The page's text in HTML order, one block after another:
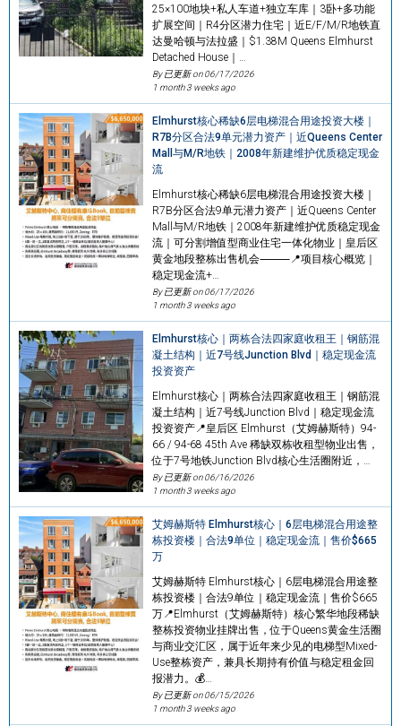
25×100地块+私人车道+独立车库｜3卧+多功能
扩展空间｜R4分区潜力住宅｜近E/F/M/R地铁直
达曼哈顿与法拉盛｜$1.38M Queens Elmhurst
Detached House｜…
By 已更新 on06/17/2026
1 month 3 weeks ago
Elmhurst核心稀缺6层电梯混合用途投资大楼｜
R7B分区合法9单元潜力资产｜近Queens Center
Mall与M/R地铁｜2008年新建维护优质稳定现金
流
Elmhurst核心稀缺6层电梯混合用途投资大楼｜
R7B分区合法9单元潜力资产｜近Queens Center
Mall与M/R地铁｜2008年新建维护优质稳定现金
流｜可分割增值型商业住宅一体化物业｜皇后区
黄金地段整栋出售机会⸻📍项目核心概览｜
稳定现金流+…
By 已更新 on06/17/2026
1 month 3 weeks ago
Elmhurst核心｜两栋合法四家庭收租王｜钢筋混
凝土结构｜近7号线Junction Blvd｜稳定现金流
投资资产
Elmhurst核心｜两栋合法四家庭收租王｜钢筋混
凝土结构｜近7号线Junction Blvd｜稳定现金流
投资资产📍皇后区 Elmhurst（艾姆赫斯特）94-
66 / 94-68 45th Ave 稀缺双栋收租型物业出售，
位于7号地铁Junction Blvd核心生活圈附近，…
By 已更新 on06/16/2026
1 month 3 weeks ago
艾姆赫斯特 Elmhurst核心｜6层电梯混合用途整
栋投资楼｜合法9单位｜稳定现金流｜售价$665
万
艾姆赫斯特 Elmhurst核心｜6层电梯混合用途整
栋投资楼｜合法9单位｜稳定现金流｜售价$665
万📍Elmhurst（艾姆赫斯特）核心繁华地段稀缺
整栋投资物业挂牌出售，位于Queens黄金生活圈
与商业交汇区，属于近年来少见的电梯型Mixed-
Use整栋资产，兼具长期持有价值与稳定租金回
报潜力。💰…
By 已更新 on06/15/2026
1 month 3 weeks ago